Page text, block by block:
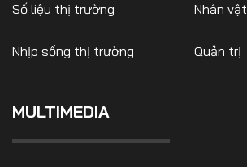
Số liệu thị trường
Nhịp sống thị trường
Nhân vật
Quản trị
MULTIMEDIA